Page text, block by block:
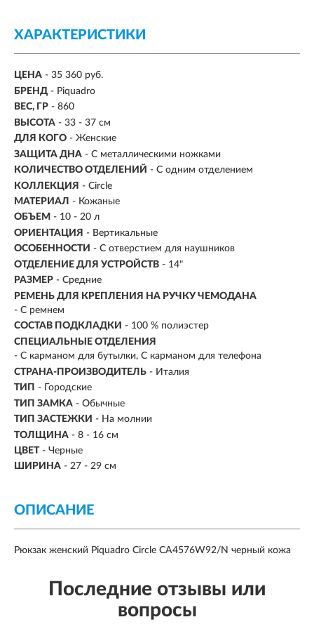
ХАРАКТЕРИСТИКИ
ЦЕНА - 35 360 руб.
БРЕНД - Piquadro
ВЕС, ГР - 860
ВЫСОТА - 33 - 37 см
ДЛЯ КОГО - Женские
ЗАЩИТА ДНА - С металлическими ножками
КОЛИЧЕСТВО ОТДЕЛЕНИЙ - С одним отделением
КОЛЛЕКЦИЯ - Circle
МАТЕРИАЛ - Кожаные
ОБЪЕМ - 10 - 20 л
ОРИЕНТАЦИЯ - Вертикальные
ОСОБЕННОСТИ - С отверстием для наушников
ОТДЕЛЕНИЕ ДЛЯ УСТРОЙСТВ - 14"
РАЗМЕР - Средние
РЕМЕНЬ ДЛЯ КРЕПЛЕНИЯ НА РУЧКУ ЧЕМОДАНА
- С ремнем
СОСТАВ ПОДКЛАДКИ - 100 % полиэстер
СПЕЦИАЛЬНЫЕ ОТДЕЛЕНИЯ
- С карманом для бутылки, С карманом для телефона
СТРАНА-ПРОИЗВОДИТЕЛЬ - Италия
ТИП - Городские
ТИП ЗАМКА - Обычные
ТИП ЗАСТЕЖКИ - На молнии
ТОЛЩИНА - 8 - 16 см
ЦВЕТ - Черные
ШИРИНА - 27 - 29 см
ОПИСАНИЕ
Рюкзак женский Piquadro Circle CA4576W92/N черный кожа
Последние отзывы или
вопросы